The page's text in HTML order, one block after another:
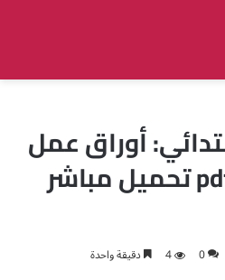
أوراق عمل
مهارة التحليل pdf تحميل مباشر
0
4 دقيقة واحدة